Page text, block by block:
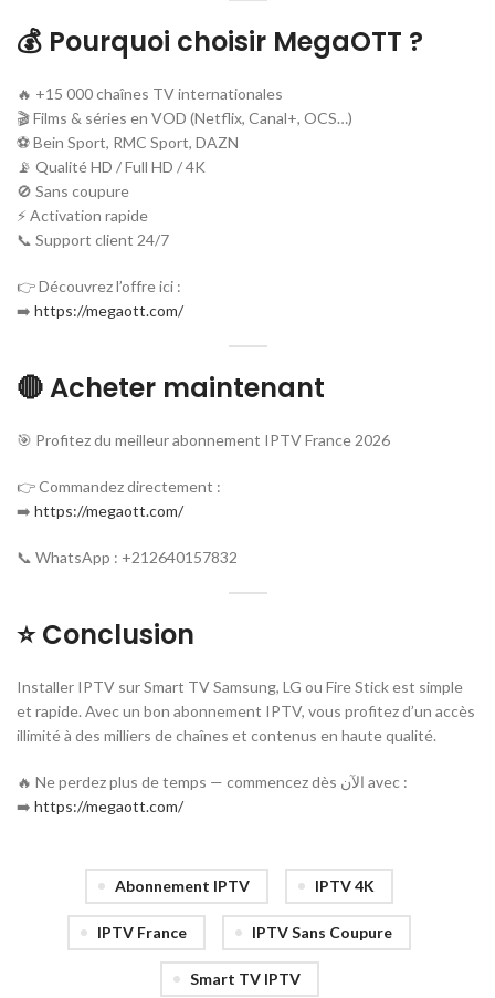
💰 Pourquoi choisir MegaOTT ?
🔥 +15 000 chaînes TV internationales
🎬 Films & séries en VOD (Netflix, Canal+, OCS…)
⚽ Bein Sport, RMC Sport, DAZN
📡 Qualité HD / Full HD / 4K
🚫 Sans coupure
⚡ Activation rapide
📞 Support client 24/7
👉 Découvrez l’offre ici :
➡️ https://megaott.com/
🔴 Acheter maintenant
🎯 Profitez du meilleur abonnement IPTV France 2026
👉 Commandez directement :
➡️ https://megaott.com/
📞 WhatsApp : +212640157832
⭐ Conclusion
Installer IPTV sur Smart TV Samsung, LG ou Fire Stick est simple
et rapide. Avec un bon abonnement IPTV, vous profitez d’un accès
illimité à des milliers de chaînes et contenus en haute qualité.
🔥 Ne perdez plus de temps — commencez dès الآن avec :
➡️ https://megaott.com/
Abonnement IPTV IPTV 4K
IPTV France IPTV Sans Coupure
Smart TV IPTV